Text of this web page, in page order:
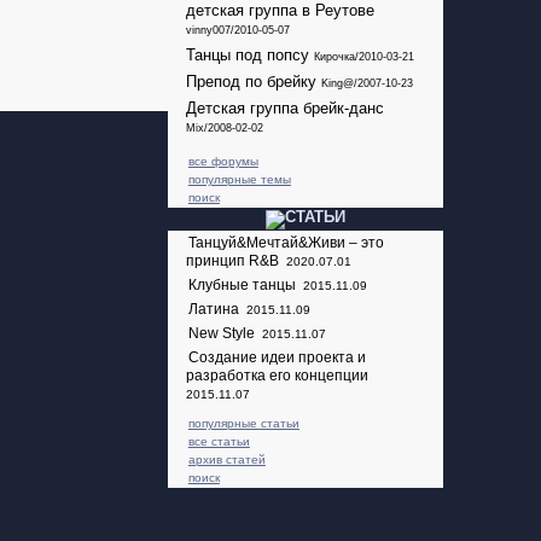
детская группа в Реутове
vinny007/2010-05-07
Танцы под попсу Кирочка/2010-03-21
Препод по брейку King@/2007-10-23
Детская группа брейк-данс
Mix/2008-02-02
все форумы
популярные темы
поиск
Танцуй&Мечтай&Живи – это
принцип R&B 2020.07.01
Клубные танцы 2015.11.09
Латина 2015.11.09
New Style 2015.11.07
Создание идеи проекта и
разработка его концепции
2015.11.07
популярные статьи
все статьи
архив статей
поиск